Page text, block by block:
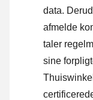
data.
afmelde
taler
sine